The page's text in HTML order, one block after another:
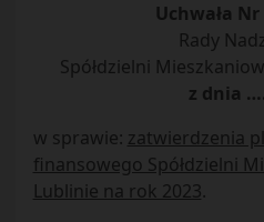
Uchwała
Rady
Spółdzielni
z dnia
w sprawie: zatwierdzenia
finansowego Spółdzielni
Lublinie na rok 2023.